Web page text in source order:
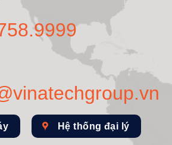
Hệ thống đại lý